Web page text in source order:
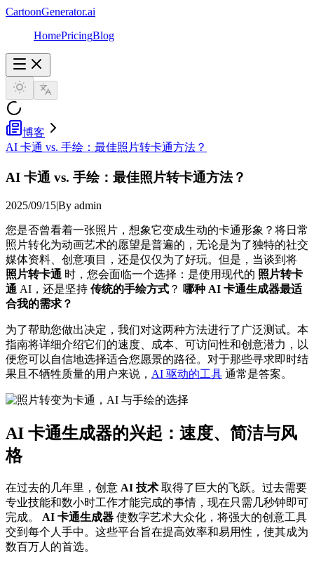
CartoonGenerator.ai
HomePricingBlog
博客
AI 卡通 vs. 手绘：最佳照片转卡通方法？
AI 卡通 vs. 手绘：最佳照片转卡通方法？
2025/09/15|By admin
您是否曾看着一张照片，想象它变成生动的卡通形象？将日常
照片转化为动画艺术的愿望是普遍的，无论是为了独特的社交
媒体资料、创意项目，还是仅仅为了好玩。但是，当谈到将
照片转卡通 时，您会面临一个选择：是使用现代的 照片转卡
通 AI，还是坚持 传统的手绘方式 ？ 哪种 AI 卡通生成器最适
合我的需求？
为了帮助您做出决定，我们对这两种方法进行了广泛测试。本
指南将详细介绍它们的速度、成本、可访问性和创意潜力，以
便您可以自信地选择适合您愿景的路径。对于那些寻求即时结
果且不牺牲质量的用户来说， AI 驱动的工具 通常是答案。
AI 卡通生成器的兴起：速度、简洁与风
格
在过去的几年里，创意 AI 技术 取得了巨大的飞跃。过去需要
专业技能和数小时工作才能完成的事情，现在只需几秒钟即可
完成。 AI 卡通生成器 使数字艺术大众化，将强大的创意工具
交到每个人手中。这些平台旨在提高效率和易用性，使其成为
数百万人的首选。